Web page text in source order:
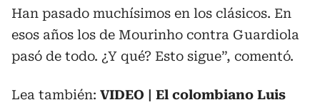
Han pasado muchísimos en los clásicos. En
esos años los de Mourinho contra Guardiola
pasó de todo. ¿Y qué? Esto sigue”, comentó.
Lea también: VIDEO | El colombiano Luis